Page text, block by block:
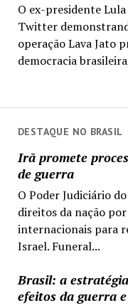
DESTAQUE NO BRASIL
Irã promete
de guerra
O Poder Judiciário
direitos da nação
internacionais para
Israel. Funeral...
Brasil: a
efeitos da guerra
O ex-presidente
Twitter
operação Lava Jato
democracia